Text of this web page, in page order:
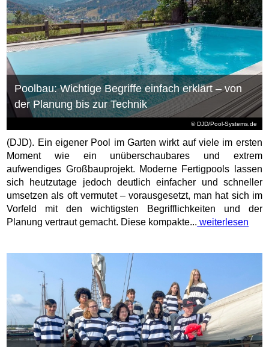
© DJD/Pool-Systems.de
Poolbau: Wichtige Begriffe einfach erklärt – von
der Planung bis zur Technik
(DJD). Ein eigener Pool im Garten wirkt auf viele im ersten
Moment wie ein unüberschaubares und extrem
aufwendiges Großbauprojekt. Moderne Fertigpools lassen
sich heutzutage jedoch deutlich einfacher und schneller
umsetzen als oft vermutet – vorausgesetzt, man hat sich im
Vorfeld mit den wichtigsten Begrifflichkeiten und der
Planung vertraut gemacht. Diese kompakte... weiterlesen